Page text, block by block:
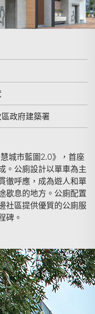
政府建築署
城市藍圖2.0》，首座
。公廁設計以單車為主
徹呼應，成為遊人和單
歇息的地方。公廁配置
社區提供優質的公廁服
碑。